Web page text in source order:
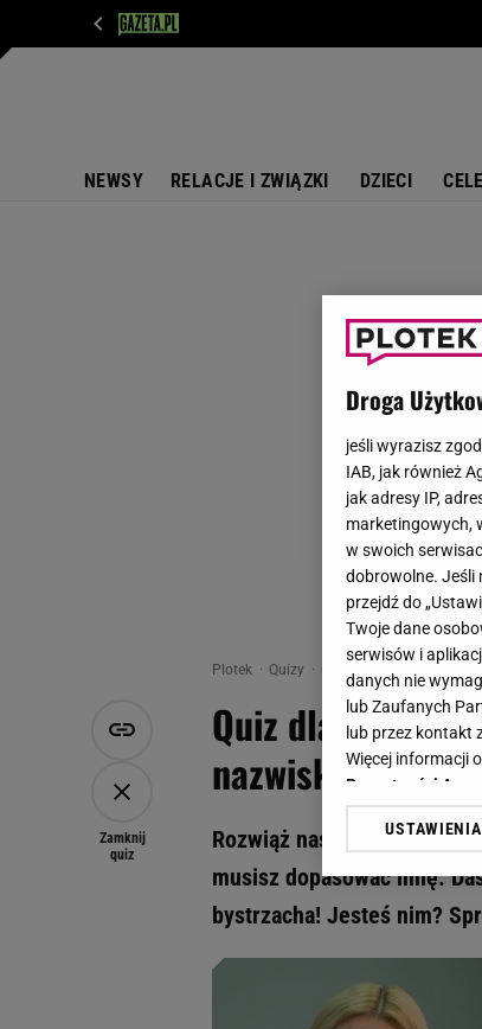
NEWSY RELACJE I ZWIĄZKI DZIECI
Plotek Quizy Quiz - Quiz dla
Zamknij
quiz
Quiz dla
nazwisk. Tylko
Rozwiąż nasz nietypowy
musisz dopasować imię.
bystrzacha! Jesteś nim?
Droga
jeśli wyrazisz
IAB, jak również
jak adresy IP,
marketingowych,
w swoich
dobrowolne. Jeśli
przejdź do
Twoje dane
serwisów i
danych nie
lub Zaufanych
lub przez kontakt
Więcej informacji
Prywatności
Klikając
dotyczące plików
odnośnik
My, nasi Zaufani
Użycie